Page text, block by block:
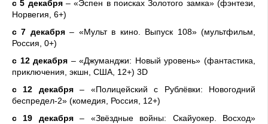
с 5 декабря – «Эспен в поисках Золотого замка» (фэнтези,
Норвегия, 6+)
с 7 декабря– «Мульт в кино. Выпуск 108» (мультфильм,
Россия, 0+)
с 12 декабря – «Джуманджи: Новый уровень» (фантастика,
приключения, экшн, США, 12+) 3D
с 12 декабря– «Полицейский с Рублёвки: Новогодний
беспредел-2» (комедия, Россия, 12+)
с 19 декабря– «Звёздные войны: Скайуокер. Восход»